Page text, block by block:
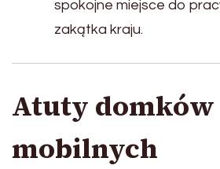
spokojne miejsce do
zakątka kraju.
Atuty domków
mobilnych